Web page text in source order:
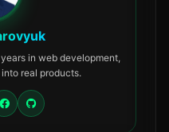
in web development,
real products.